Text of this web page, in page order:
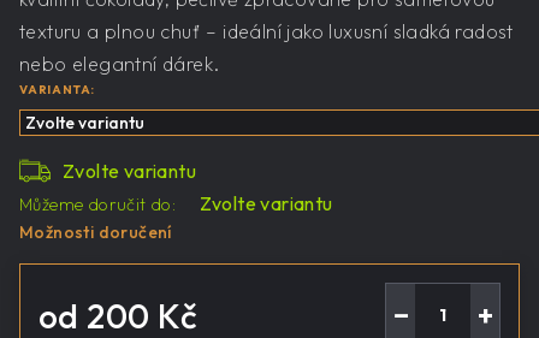
texturu a plnou chuť – ideální jako luxusní sladká radost
nebo elegantní dárek.
VARIANTA:
Zvolte variantu
Můžeme doručit do: Zvolte variantu
Možnosti doručení
od 200 Kč +
−